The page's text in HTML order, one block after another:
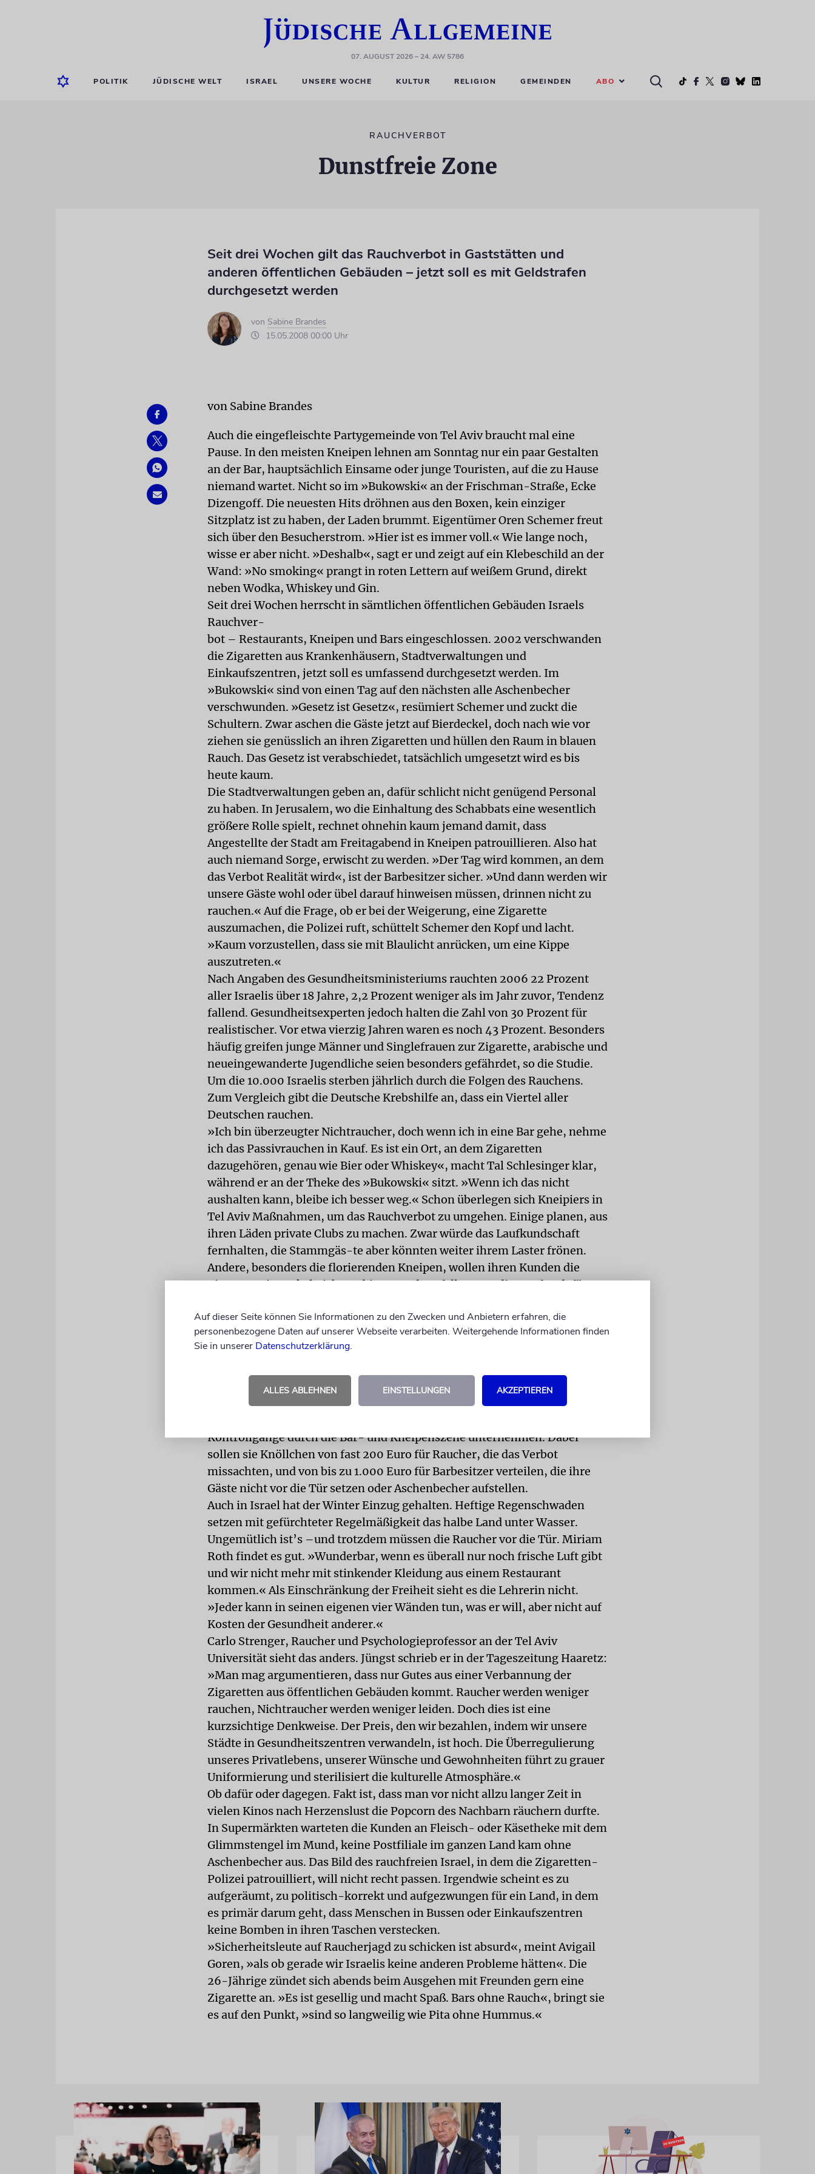
07. AUGUST 2026– 24. AW 5786
POLITIK JÜDISCHE WELT ISRAEL UNSERE WOCHE KULTUR RELIGION GEMEINDEN ABO
RAUCHVERBOT
Dunstfreie Zone
Seit drei Wochen gilt das Rauchverbot in Gaststätten und
anderen öffentlichen Gebäuden – jetzt soll es mit Geldstrafen
durchgesetzt werden
von Sabine Brandes
15.05.2008 00:00 Uhr
von Sabine Brandes
Auch die eingefleischte Partygemeinde von Tel Aviv braucht mal eine
Pause. In den meisten Kneipen lehnen am Sonntag nur ein paar Gestalten
an der Bar, hauptsächlich Einsame oder junge Touristen, auf die zu Hause
niemand wartet. Nicht so im »Bukowski« an der Frischman-Straße, Ecke
Dizengoff. Die neuesten Hits dröhnen aus den Boxen, kein einziger
Sitzplatz ist zu haben, der Laden brummt. Eigentümer Oren Schemer freut
sich über den Besucherstrom. »Hier ist es immer voll.« Wie lange noch,
wisse er aber nicht. »Deshalb«, sagt er und zeigt auf ein Klebeschild an der
Wand: »No smoking« prangt in roten Lettern auf weißem Grund, direkt
neben Wodka, Whiskey und Gin.
Seit drei Wochen herrscht in sämtlichen öffentlichen Gebäuden Israels
Rauchver-
bot – Restaurants, Kneipen und Bars eingeschlossen. 2002 verschwanden
die Zigaretten aus Krankenhäusern, Stadtverwaltungen und
Einkaufszentren, jetzt soll es umfassend durchgesetzt werden. Im
»Bukowski« sind von einen Tag auf den nächsten alle Aschenbecher
verschwunden. »Gesetz ist Gesetz«, resümiert Schemer und zuckt die
Schultern. Zwar aschen die Gäste jetzt auf Bierdeckel, doch nach wie vor
ziehen sie genüsslich an ihren Zigaretten und hüllen den Raum in blauen
Rauch. Das Gesetz ist verabschiedet, tatsächlich umgesetzt wird es bis
heute kaum.
Die Stadtverwaltungen geben an, dafür schlicht nicht genügend Personal
zu haben. In Jerusalem, wo die Einhaltung des Schabbats eine wesentlich
größere Rolle spielt, rechnet ohnehin kaum jemand damit, dass
Angestellte der Stadt am Freitagabend in Kneipen patrouillieren. Also hat
auch niemand Sorge, erwischt zu werden. »Der Tag wird kommen, an dem
das Verbot Realität wird«, ist der Barbesitzer sicher. »Und dann werden wir
unsere Gäste wohl oder übel darauf hinweisen müssen, drinnen nicht zu
rauchen.« Auf die Frage, ob er bei der Weigerung, eine Zigarette
auszumachen, die Polizei ruft, schüttelt Schemer den Kopf und lacht.
»Kaum vorzustellen, dass sie mit Blaulicht anrücken, um eine Kippe
auszutreten.«
Nach Angaben des Gesundheitsministeriums rauchten 2006 22 Prozent
aller Israelis über 18 Jahre, 2,2 Prozent weniger als im Jahr zuvor, Tendenz
fallend. Gesundheitsexperten jedoch halten die Zahl von 30 Prozent für
realistischer. Vor etwa vierzig Jahren waren es noch 43 Prozent. Besonders
häufig greifen junge Männer und Singlefrauen zur Zigarette, arabische und
neueingewanderte Jugendliche seien besonders gefährdet, so die Studie.
Um die 10.000 Israelis sterben jährlich durch die Folgen des Rauchens.
Zum Vergleich gibt die Deutsche Krebshilfe an, dass ein Viertel aller
Deutschen rauchen.
»Ich bin überzeugter Nichtraucher, doch wenn ich in eine Bar gehe, nehme
ich das Passivrauchen in Kauf. Es ist ein Ort, an dem Zigaretten
dazugehören, genau wie Bier oder Whiskey«, macht Tal Schlesinger klar,
während er an der Theke des »Bukowski« sitzt. »Wenn ich das nicht
aushalten kann, bleibe ich besser weg.« Schon überlegen sich Kneipiers in
Tel Aviv Maßnahmen, um das Rauchverbot zu umgehen. Einige planen, aus
ihren Läden private Clubs zu machen. Zwar würde das Laufkundschaft
fernhalten, die Stammgäs-te aber könnten weiter ihrem Laster frönen.
Andere, besonders die florierenden Kneipen, wollen ihren Kunden die
Zigaretten im Lokal nicht verbieten und notfalls sogar die Strafen dafür
Beamte vor der Tür stehen. Große Sorge habe er, dass das Gesetz die
Ausgehszene des Landes langfristig schädige, denn es zerstöre die
besondere Atmosphäre in den Bars. »Vor allem habe ich Angst um meinen
Nach drei Wochen des Ignorierens beschloss die Stadt Tel Aviv nun, das
Gesetz anzuwenden. Die Hotline 106 der Verwaltung soll Hinweise auf
Kontrollgänge durch die Bar- und Kneipenszene unternehmen. Dabei
sollen sie Knöllchen von fast 200 Euro für Raucher, die das Verbot
missachten, und von bis zu 1.000 Euro für Barbesitzer verteilen, die ihre
Gäste nicht vor die Tür setzen oder Aschenbecher aufstellen.
Auch in Israel hat der Winter Einzug gehalten. Heftige Regenschwaden
setzen mit gefürchteter Regelmäßigkeit das halbe Land unter Wasser.
Ungemütlich ist’s –und trotzdem müssen die Raucher vor die Tür. Miriam
Roth findet es gut. »Wunderbar, wenn es überall nur noch frische Luft gibt
und wir nicht mehr mit stinkender Kleidung aus einem Restaurant
kommen.« Als Einschränkung der Freiheit sieht es die Lehrerin nicht.
»Jeder kann in seinen eigenen vier Wänden tun, was er will, aber nicht auf
Kosten der Gesundheit anderer.«
Carlo Strenger, Raucher und Psychologieprofessor an der Tel Aviv
Universität sieht das anders. Jüngst schrieb er in der Tageszeitung Haaretz:
»Man mag argumentieren, dass nur Gutes aus einer Verbannung der
Zigaretten aus öffentlichen Gebäuden kommt. Raucher werden weniger
rauchen, Nichtraucher werden weniger leiden. Doch dies ist eine
kurzsichtige Denkweise. Der Preis, den wir bezahlen, indem wir unsere
Städte in Gesundheitszentren verwandeln, ist hoch. Die Überregulierung
unseres Privatlebens, unserer Wünsche und Gewohnheiten führt zu grauer
Uniformierung und sterilisiert die kulturelle Atmosphäre.«
Ob dafür oder dagegen. Fakt ist, dass man vor nicht allzu langer Zeit in
vielen Kinos nach Herzenslust die Popcorn des Nachbarn räuchern durfte.
In Supermärkten warteten die Kunden an Fleisch- oder Käsetheke mit dem
Glimmstengel im Mund, keine Postfiliale im ganzen Land kam ohne
Aschenbecher aus. Das Bild des rauchfreien Israel, in dem die Zigaretten-
Polizei patrouilliert, will nicht recht passen. Irgendwie scheint es zu
aufgeräumt, zu politisch-korrekt und aufgezwungen für ein Land, in dem
es primär darum geht, dass Menschen in Bussen oder Einkaufszentren
keine Bomben in ihren Taschen verstecken.
»Sicherheitsleute auf Raucherjagd zu schicken ist absurd«, meint Avigail
Goren, »als ob gerade wir Israelis keine anderen Probleme hätten«. Die
26-Jährige zündet sich abends beim Ausgehen mit Freunden gern eine
Zigarette an. »Es ist gesellig und macht Spaß. Bars ohne Rauch«, bringt sie
es auf den Punkt, »sind so langweilig wie Pita ohne Hummus.«
Auf dieser Seite können Sie Informationen zu den Zwecken und Anbietern erfahren, die
personenbezogene Daten auf unserer Webseite verarbeiten. Weitergehende Informationen finden
Sie in unserer Datenschutzerklärung.
ALLES ABLEHNEN EINSTELLUNGEN AKZEPTIEREN